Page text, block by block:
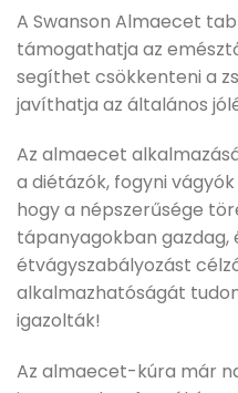
A Swanson Almaecet
támogathatja az
segíthet csökkenteni a
javíthatja az általános
Az almaecet
a diétázók, fogyni
hogy a népszerűsége
tápanyagokban gazdag,
étvágyszabályozást
alkalmazhatóságát
igazolták!
Az almaecet-kúra már